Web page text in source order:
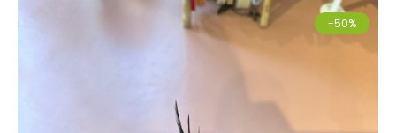
-50%